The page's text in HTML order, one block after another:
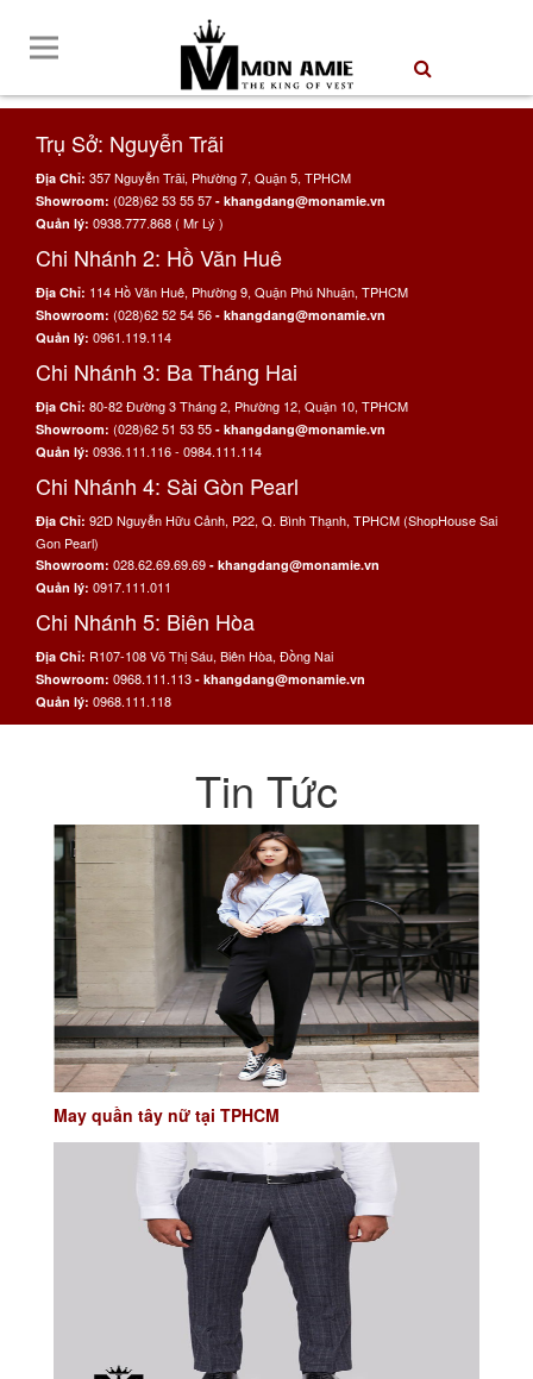
Trụ Sở: Nguyễn Trãi
Địa Chỉ: 357 Nguyễn Trãi, Phường 7, Quận 5, TPHCM
Showroom: (028)62 53 55 57 - khangdang@monamie.vn
Quản lý: 0938.777.868 ( Mr Lý )
Chi Nhánh 2: Hồ Văn Huê
Địa Chỉ: 114 Hồ Văn Huê, Phường 9, Quận Phú Nhuận, TPHCM
Showroom: (028)62 52 54 56 - khangdang@monamie.vn
Quản lý: 0961.119.114
Chi Nhánh 3: Ba Tháng Hai
Địa Chỉ: 80-82 Đường 3 Tháng 2, Phường 12, Quận 10, TPHCM
Showroom: (028)62 51 53 55 - khangdang@monamie.vn
Quản lý: 0936.111.116 - 0984.111.114
Chi Nhánh 4: Sài Gòn Pearl
Địa Chỉ: 92D Nguyễn Hữu Cảnh, P22, Q. Bình Thạnh, TPHCM (ShopHouse Sai
Gon Pearl)
Showroom: 028.62.69.69.69 - khangdang@monamie.vn
Quản lý: 0917.111.011
Chi Nhánh 5: Biên Hòa
Địa Chỉ: R107-108 Võ Thị Sáu, Biên Hòa, Đồng Nai
Showroom: 0968.111.113 - khangdang@monamie.vn
Quản lý: 0968.111.118
Tin Tức
May quần tây nữ tại TPHCM